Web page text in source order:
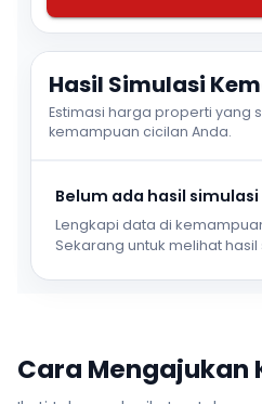
Hasil Simulasi
Estimasi harga properti yang
kemampuan cicilan Anda.
Belum ada hasil simulasi
Lengkapi data di
Sekarang untuk melihat hasil
Cara Mengajukan